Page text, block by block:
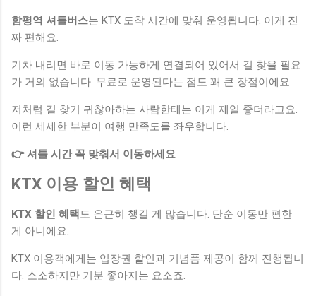
함평역 셔틀버스는 KTX 도착 시간에 맞춰 운영됩니다. 이게 진
짜 편해요.
기차 내리면 바로 이동 가능하게 연결되어 있어서 길 찾을 필요
가 거의 없습니다. 무료로 운영된다는 점도 꽤 큰 장점이에요.
저처럼 길 찾기 귀찮아하는 사람한테는 이게 제일 좋더라고요.
이런 세세한 부분이 여행 만족도를 좌우합니다.
👉 셔틀 시간 꼭 맞춰서 이동하세요
KTX 이용 할인 혜택
KTX 할인 혜택 도 은근히 챙길 게 많습니다. 단순 이동만 편한
게 아니에요.
KTX 이용객에게는 입장권 할인과 기념품 제공이 함께 진행됩니
다. 소소하지만 기분 좋아지는 요소죠.